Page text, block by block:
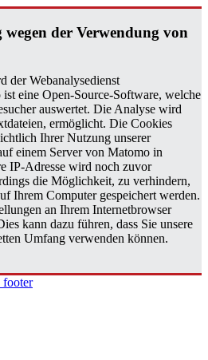
der Ver­wen­dung von
der Webanalysedienst
eine Open-Source-Software, welche
auswertet. Die Analyse wird
ermöglicht. Die Cookies
Ihrer Nutzung unserer
einem Server von Matomo in
IP-Adresse wird noch zuvor
die Möglichkeit, zu verhindern,
Ihrem Computer gespeichert werden.
an Ihrem Internetbrowser
kann dazu führen, dass Sie unsere
Umfang verwenden können.
footer